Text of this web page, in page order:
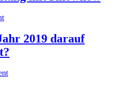
2019 darauf